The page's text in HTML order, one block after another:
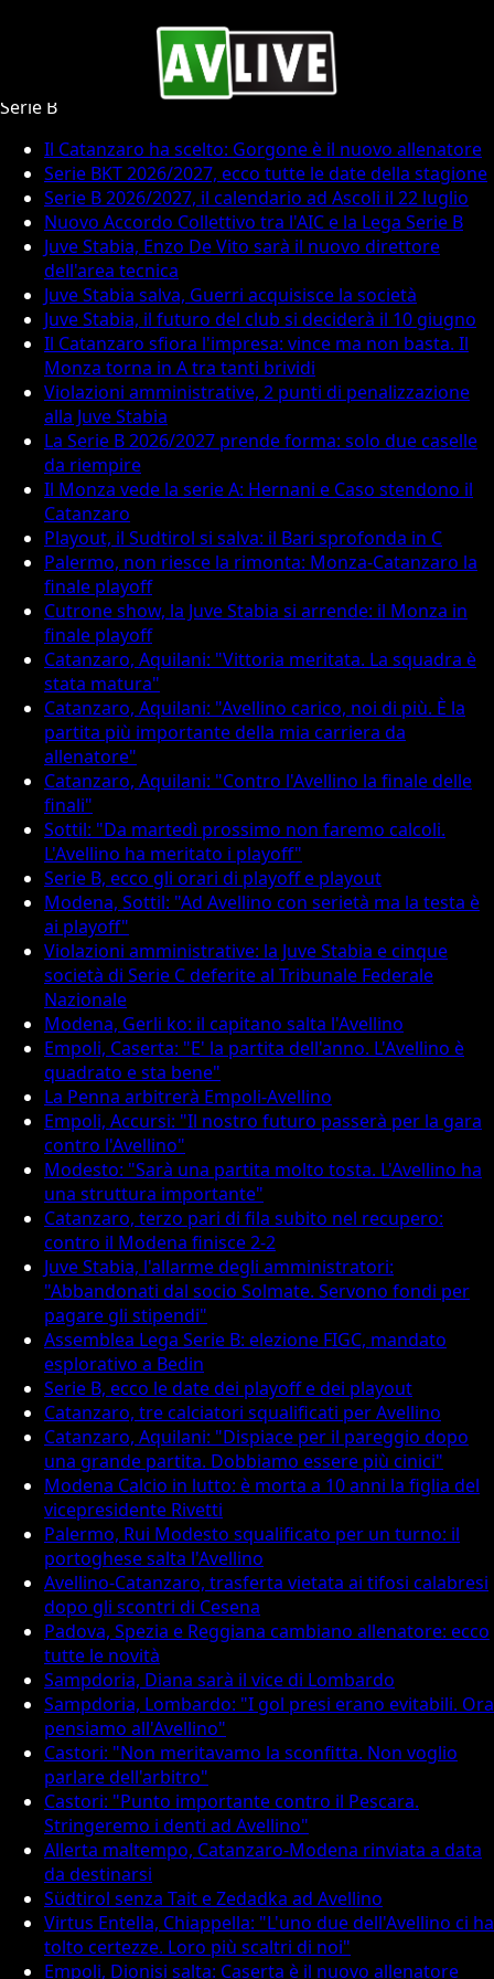
Calcio Serie B
Serie B
Il Catanzaro ha scelto: Gorgone è il nuovo allenatore
Serie BKT 2026/2027, ecco tutte le date della stagione
Serie B 2026/2027, il calendario ad Ascoli il 22 luglio
Nuovo Accordo Collettivo tra l'AIC e la Lega Serie B
Juve Stabia, Enzo De Vito sarà il nuovo direttore
dell'area tecnica
Juve Stabia salva, Guerri acquisisce la società
Juve Stabia, il futuro del club si deciderà il 10 giugno
Il Catanzaro sfiora l'impresa: vince ma non basta. Il
Monza torna in A tra tanti brividi
Violazioni amministrative, 2 punti di penalizzazione
alla Juve Stabia
La Serie B 2026/2027 prende forma: solo due caselle
da riempire
Il Monza vede la serie A: Hernani e Caso stendono il
Catanzaro
Playout, il Sudtirol si salva: il Bari sprofonda in C
Palermo, non riesce la rimonta: Monza-Catanzaro la
finale playoff
Cutrone show, la Juve Stabia si arrende: il Monza in
finale playoff
Catanzaro, Aquilani: "Vittoria meritata. La squadra è
stata matura"
Catanzaro, Aquilani: "Avellino carico, noi di più. È la
partita più importante della mia carriera da
allenatore"
Catanzaro, Aquilani: "Contro l'Avellino la finale delle
finali"
Sottil: "Da martedì prossimo non faremo calcoli.
L'Avellino ha meritato i playoff"
Serie B, ecco gli orari di playoff e playout
Modena, Sottil: "Ad Avellino con serietà ma la testa è
ai playoff"
Violazioni amministrative: la Juve Stabia e cinque
società di Serie C deferite al Tribunale Federale
Nazionale
Modena, Gerli ko: il capitano salta l'Avellino
Empoli, Caserta: "E' la partita dell'anno. L'Avellino è
quadrato e sta bene"
La Penna arbitrerà Empoli-Avellino
Empoli, Accursi: "Il nostro futuro passerà per la gara
contro l'Avellino"
Modesto: "Sarà una partita molto tosta. L'Avellino ha
una struttura importante"
Catanzaro, terzo pari di fila subito nel recupero:
contro il Modena finisce 2-2
Juve Stabia, l'allarme degli amministratori:
"Abbandonati dal socio Solmate. Servono fondi per
pagare gli stipendi"
Assemblea Lega Serie B: elezione FIGC, mandato
esplorativo a Bedin
Serie B, ecco le date dei playoff e dei playout
Catanzaro, tre calciatori squalificati per Avellino
Catanzaro, Aquilani: "Dispiace per il pareggio dopo
una grande partita. Dobbiamo essere più cinici"
Modena Calcio in lutto: è morta a 10 anni la figlia del
vicepresidente Rivetti
Palermo, Rui Modesto squalificato per un turno: il
portoghese salta l'Avellino
Avellino-Catanzaro, trasferta vietata ai tifosi calabresi
dopo gli scontri di Cesena
Padova, Spezia e Reggiana cambiano allenatore: ecco
tutte le novità
Sampdoria, Diana sarà il vice di Lombardo
Sampdoria, Lombardo: "I gol presi erano evitabili. Ora
pensiamo all'Avellino"
Castori: "Non meritavamo la sconfitta. Non voglio
parlare dell'arbitro"
Castori: "Punto importante contro il Pescara.
Stringeremo i denti ad Avellino"
Allerta maltempo, Catanzaro-Modena rinviata a data
da destinarsi
Südtirol senza Tait e Zedadka ad Avellino
Virtus Entella, Chiappella: "L'uno due dell'Avellino ci ha
tolto certezze. Loro più scaltri di noi"
Empoli, Dionisi salta: Caserta è il nuovo allenatore